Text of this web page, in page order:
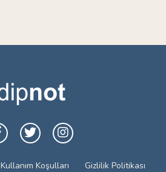
Kullanım Koşulları
Gizlilik Politikası